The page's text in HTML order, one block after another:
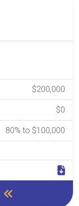
$200,000
$0
80% to $100,000